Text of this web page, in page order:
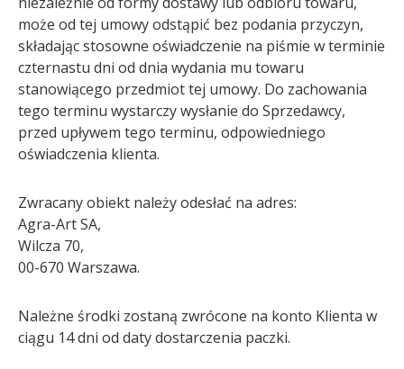
może od tej umowy odstąpić bez podania przyczyn,
składając stosowne oświadczenie na piśmie w terminie
czternastu dni od dnia wydania mu towaru
stanowiącego przedmiot tej umowy. Do zachowania
tego terminu wystarczy wysłanie do Sprzedawcy,
przed upływem tego terminu, odpowiedniego
oświadczenia klienta.
Zwracany obiekt należy odesłać na adres:
Agra-Art SA,
Wilcza 70,
00-670 Warszawa.
Należne środki zostaną zwrócone na konto Klienta w
ciągu 14 dni od daty dostarczenia paczki.